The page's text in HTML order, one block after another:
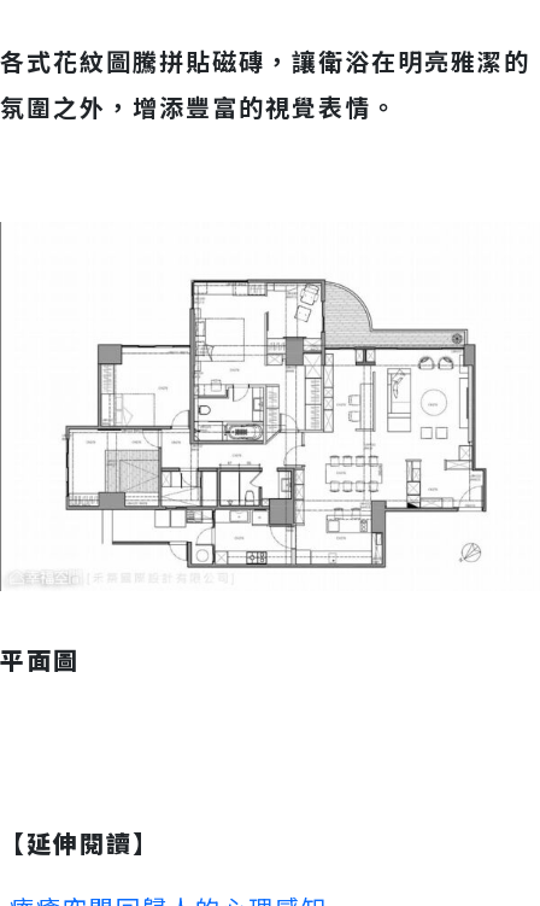
各式花紋圖騰拼貼磁磚，讓衛浴在明亮雅潔的
氛圍之外，增添豐富的視覺表情。
平面圖
【延伸閱讀】